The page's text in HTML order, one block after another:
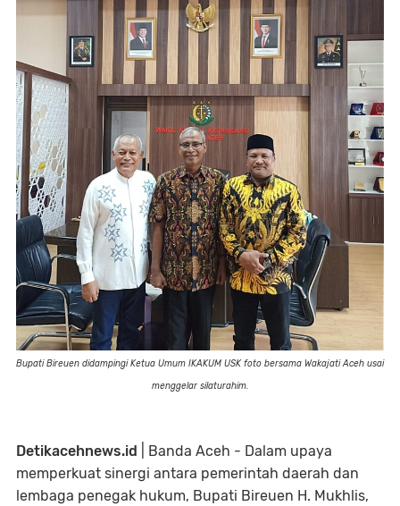
Bupati Bireuen didampingi Ketua Umum IKAKUM USK foto bersama Wakajati Aceh usai
menggelar silaturahim.
Detikacehnews.id
| Banda Aceh - Dalam upaya
memperkuat sinergi antara pemerintah daerah dan
lembaga penegak hukum, Bupati Bireuen H. Mukhlis,